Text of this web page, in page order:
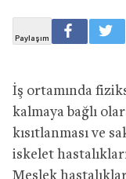
İş ortamında
kalmaya bağlı
kısıtlanması ve
iskelet